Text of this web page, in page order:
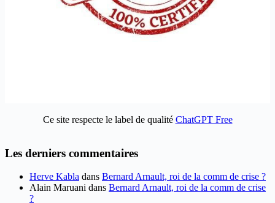
Ce site respecte le label de qualité ChatGPT Free
Les derniers commentaires
Herve Kabla dans Bernard Arnault, roi de la comm de crise ?
Alain Maruani dans Bernard Arnault, roi de la comm de crise
?